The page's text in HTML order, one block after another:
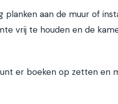
planken aan de muur of
vrij te houden en de
er boeken op zetten en